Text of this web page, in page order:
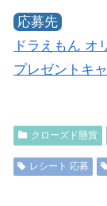
応募先
ドラえもん オ
プレゼントキ
クローズド懸賞
レシート 応募